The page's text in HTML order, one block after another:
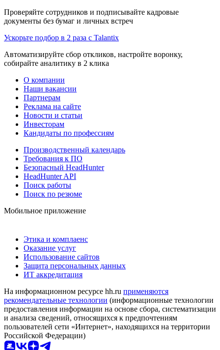
Проверяйте сотрудников и подписывайте кадровые
документы без бумаг и личных встреч
Ускорьте подбор в 2 раза с Talantix
Автоматизируйте сбор откликов, настройте воронку,
собирайте аналитику в 2 клика
О компании
Наши вакансии
Партнерам
Реклама на сайте
Новости и статьи
Инвесторам
Кандидаты по профессиям
Производственный календарь
Требования к ПО
Безопасный HeadHunter
HeadHunter API
Поиск работы
Поиск по резюме
Мобильное приложение
Этика и комплаенс
Оказание услуг
Использование сайтов
Защита персональных данных
ИТ аккредитация
На информационном ресурсе hh.ru применяются
рекомендательные технологии (информационные технологии
предоставления информации на основе сбора, систематизации
и анализа сведений, относящихся к предпочтениям
пользователей сети «Интернет», находящихся на территории
Российской Федерации)